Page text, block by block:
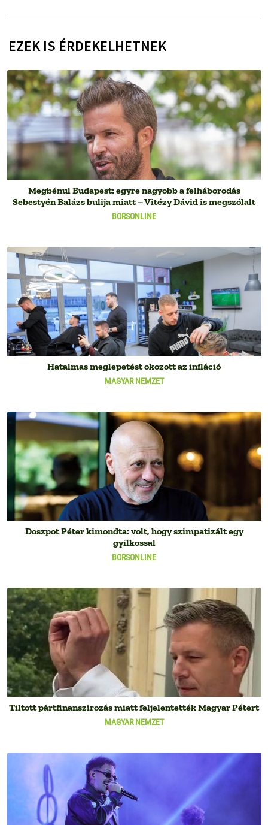
EZEK IS ÉRDEKELHETNEK
BORSONLINE
Megbénul Budapest: egyre nagyobb a felháborodás
Sebestyén Balázs bulija miatt – Vitézy Dávid is megszólalt
MAGYAR NEMZET
Hatalmas meglepetést okozott az infláció
BORSONLINE
Doszpot Péter kimondta: volt, hogy szimpatizált egy
gyilkossal
MAGYAR NEMZET
Tiltott pártfinanszírozás miatt feljelentették Magyar Pétert